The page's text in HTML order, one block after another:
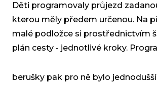
Děti programovaly průjezd
kterou měly předem určenou. Na
malé podložce si prostřednictvím
plán cesty - jednotlivé kroky.
berušky pak pro ně bylo